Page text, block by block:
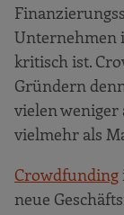
Unternehmen
kritisch ist.
Gründern
vielen
vielmehr als
Crowdfunding
neue